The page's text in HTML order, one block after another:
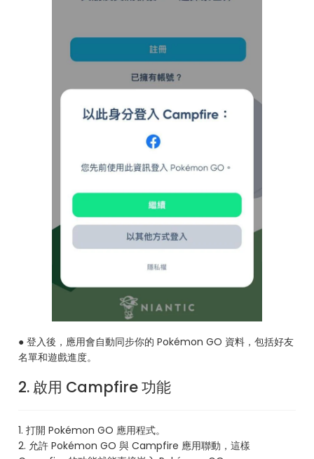
● 登入後，應用會自動同步你的 Pokémon GO 資料，包括好友
名單和遊戲進度。
2. 啟用 Campfire 功能
1. 打開 Pokémon GO 應用程式。
2. 允許 Pokémon GO 與 Campfire 應用聯動，這樣